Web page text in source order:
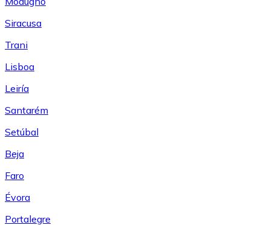
Siracusa
Trani
Lisboa
Leiría
Santarém
Setúbal
Beja
Faro
Évora
Portalegre